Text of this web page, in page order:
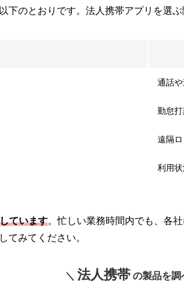
のとおりです。法人携帯アプリを選
通話
勤怠
遠隔
利用
ています。忙しい業務時間内でも、各
てみてください。
＼ 法人携帯 の製品を調